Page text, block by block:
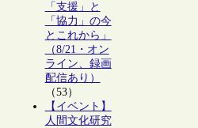
「支援」と
「協力」の今
とこれから」
（8/21・オン
ライン、録画
配信あり）
（53）
【イベント】
人間文化研究